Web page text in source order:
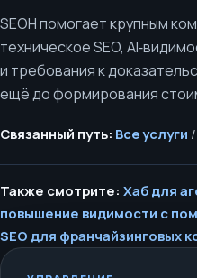
SEOH помогает крупным
техническое SEO,
и требования к
ещё до формирования
Связанный путь: Все услуги /
Также смотрите: Хаб для
повышение видимости с
SEO для франчайзинговых